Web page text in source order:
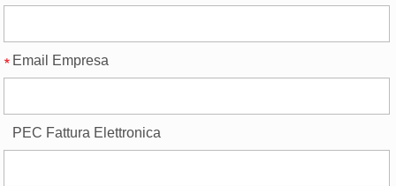
Email Empresa
PEC Fattura Elettronica